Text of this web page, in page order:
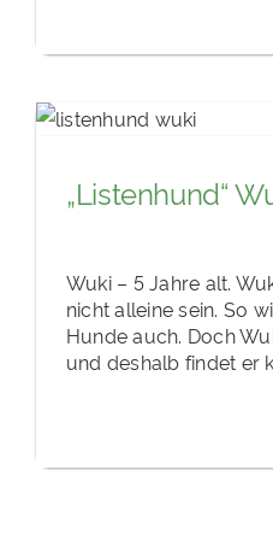
„Listenhund“
Wuki – 5 Jahre alt.
nicht alleine sein. So
Hunde auch. Doch
und deshalb findet er